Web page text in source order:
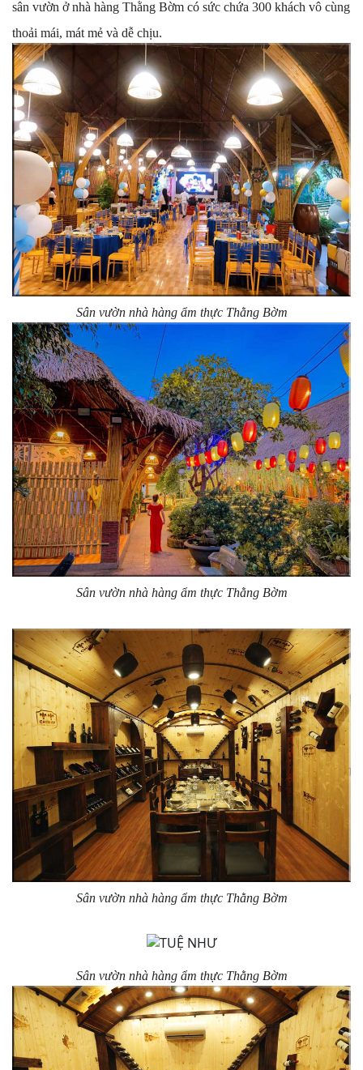
sân vườn ở nhà hàng Thằng Bờm có sức chứa 300 khách vô cùng
thoải mái, mát mẻ và dễ chịu.
Sân vườn nhà hàng ẩm thực Thằng Bờm
Sân vườn nhà hàng ẩm thực Thằng Bờm
Sân vườn nhà hàng ẩm thực Thằng Bờm
Sân vườn nhà hàng ẩm thực Thằng Bờm